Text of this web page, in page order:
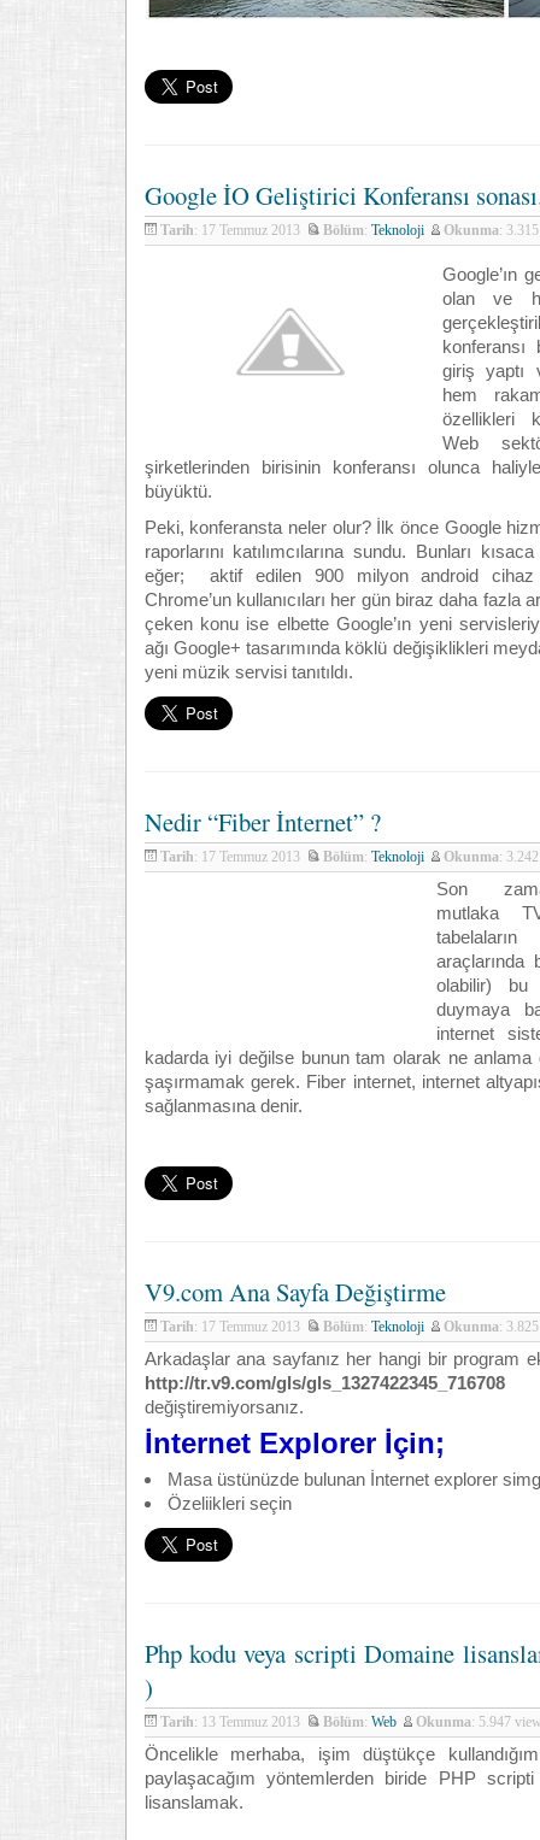
Google İO Geliştirici Konferansı
Tarih: 17 Temmuz 2013 Bölüm: Teknoloji Okunma:
Google’ın
olan ve
giriş yaptı
hem
özellikleri
Web
şirketlerinden birisinin konferansı olunca
büyüktü.
Peki, konferansta neler olur? İlk önce Google
raporlarını katılımcılarına sundu. Bunları
eğer; aktif edilen 900 milyon android
Chrome’un kullanıcıları her gün biraz daha fazla
çeken konu ise elbette Google’ın yeni
ağı Google+ tasarımında köklü değişiklikleri
yeni müzik servisi tanıtıldı.
Nedir “Fiber İnternet” ?
Tarih: 17 Temmuz 2013 Bölüm: Teknoloji Okunma:
Son
mutlaka
araçlarında
olabilir) bu
duymaya
internet
kadarda iyi değilse bunun tam olarak ne anlama
şaşırmamak gerek. Fiber internet, internet
sağlanmasına denir.
V9.com Ana Sayfa Değiştirme
Tarih: 17 Temmuz 2013 Bölüm: Teknoloji Okunma:
Arkadaşlar ana sayfanız her hangi bir program
http://tr.v9.com/gls/gls_1327422345_716708
değiştiremiyorsanız.
İnternet Explorer İçin;
Masa üstünüzde bulunan İnternet explorer
Özeliikleri seçin
Php kodu veya scripti Domaine
)
Tarih: 13 Temmuz 2013 Bölüm: Web Okunma: 5.947
Öncelikle merhaba, işim düştükçe
paylaşacağım yöntemlerden biride PHP scripti
lisanslamak.